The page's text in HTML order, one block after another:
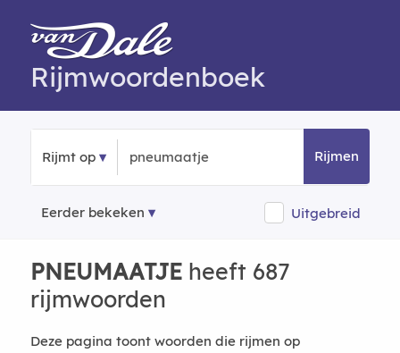
Rijmwoordenboek
Rijmt op Rijmen
Eerder bekeken Uitgebreid
PNEUMAATJEheeft 687
rijmwoorden
Deze pagina toont woorden die rijmen op